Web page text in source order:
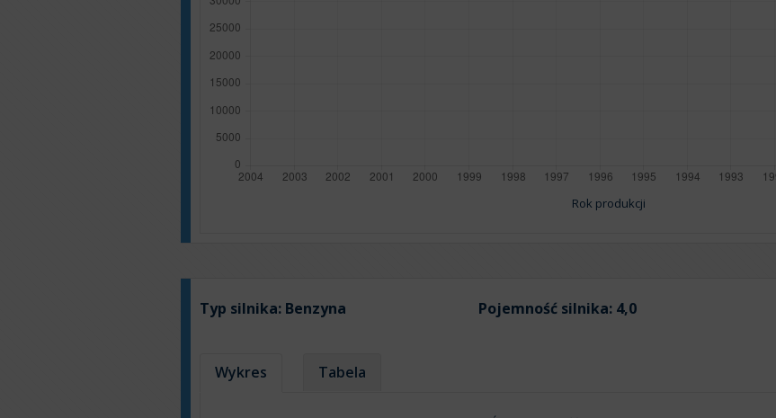
Rok produkcji
Typ silnika: Benzyna Pojemność silnika: 4,0
Wykres Tabela